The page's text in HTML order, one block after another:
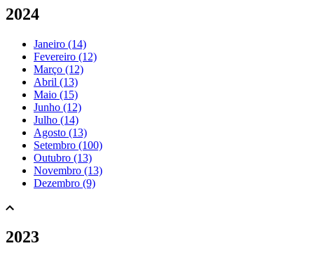
2024
Janeiro (14)
Fevereiro (12)
Março (12)
Abril (13)
Maio (15)
Junho (12)
Julho (14)
Agosto (13)
Setembro (100)
Outubro (13)
Novembro (13)
Dezembro (9)
2023